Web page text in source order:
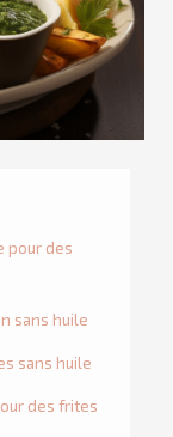
pour des
sans huile
sans huile
des frites